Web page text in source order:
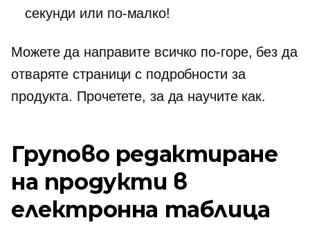
секунди или по-малко!
Можете да направите всичко по-горе, без да
отваряте страници с подробности за
продукта. Прочетете, за да научите как.
Групово редактиране
на продукти в
електронна таблица